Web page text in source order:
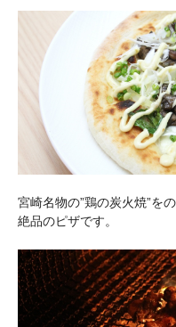
宮崎名物の”鶏の炭火焼”を
絶品のピザです。